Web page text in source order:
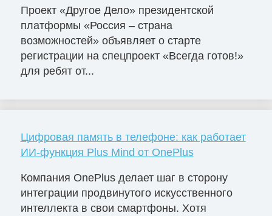
Проект «Другое Дело» президентской
платформы «Россия – страна
возможностей» объявляет о старте
регистрации на спецпроект «Всегда готов!»
для ребят от...
Цифровая память в телефоне: как работает
ИИ-функция Plus Mind от OnePlus
Компания OnePlus делает шаг в сторону
интеграции продвинутого искусственного
интеллекта в свои смартфоны. Хотя